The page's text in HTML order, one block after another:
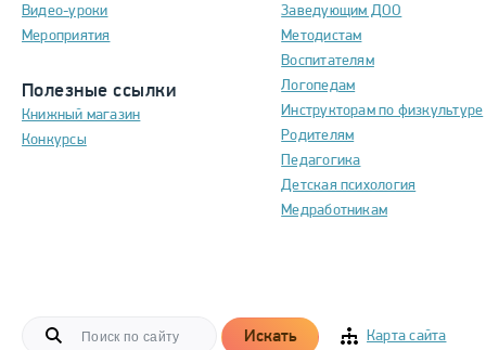
Видео-уроки
Мероприятия
Полезные ссылки
Книжный магазин
Конкурсы
Заведующим ДОО
Методистам
Воспитателям
Логопедам
Инструкторам по физкультуре
Родителям
Педагогика
Детская психология
Медработникам
Искать Карта сайта